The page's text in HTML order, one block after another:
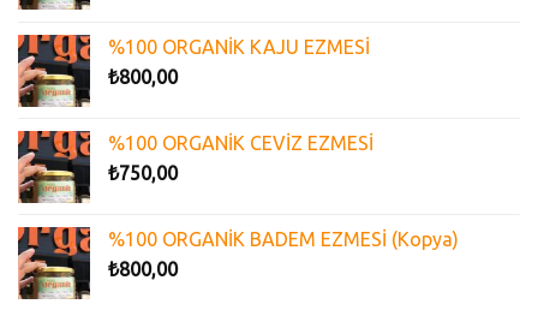
%100 ORGANİK KAJU EZMESİ
₺800,00
%100 ORGANİK CEVİZ EZMESİ
₺750,00
%100 ORGANİK BADEM EZMESİ (Kopya)
₺800,00